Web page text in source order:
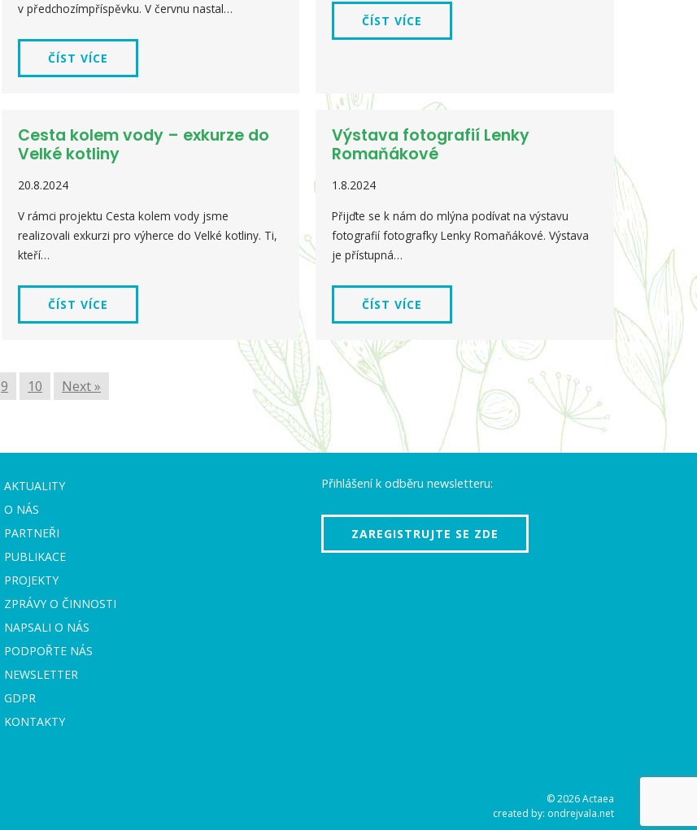
v předchozímpříspěvku. V červnu nastal…
ČÍST VÍCE
ČÍST VÍCE
Cesta kolem vody – exkurze do
Velké kotliny
20.8.2024
V rámci projektu Cesta kolem vody jsme
realizovali exkurzi pro výherce do Velké kotliny. Ti,
kteří…
ČÍST VÍCE
Výstava fotografií Lenky
Romaňákové
1.8.2024
Přijďte se k nám do mlýna podívat na výstavu
fotografií fotografky Lenky Romaňákové. Výstava
je přístupná…
ČÍST VÍCE
9 10 Next »
AKTUALITY
O NÁS
PARTNEŘI
PUBLIKACE
PROJEKTY
ZPRÁVY O ČINNOSTI
NAPSALI O NÁS
PODPOŘTE NÁS
NEWSLETTER
GDPR
KONTAKTY
Přihlášení k odběru newsletteru:
ZAREGISTRUJTE SE ZDE
© 2026 Actaea
created by: ondrejvala.net